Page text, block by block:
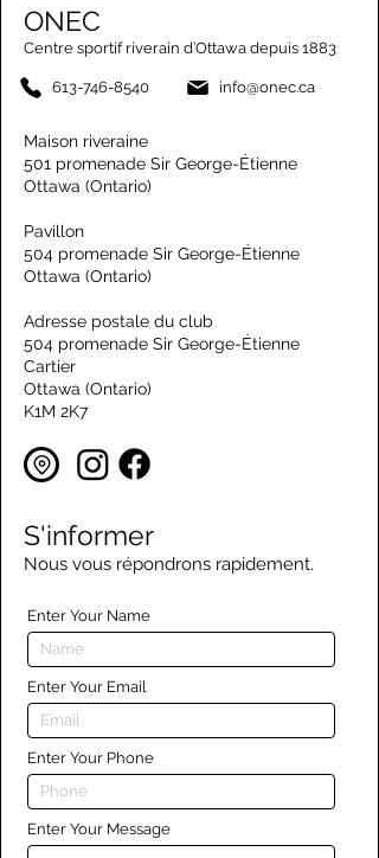
ONEC
Centre sportif riverain d’Ottawa depuis 1883
613-746-8540 info@onec.ca
Maison riveraine
501 promenade Sir George-Étienne
Ottawa (Ontario)
Pavillon
504 promenade Sir George-Étienne
Ottawa (Ontario)
Adresse postale du club
504 promenade Sir George-Étienne
Cartier
Ottawa (Ontario)
K1M 2K7
S'informer
Nous vous répondrons rapidement.
Enter Your Name
Enter Your Email
Enter Your Phone
Enter Your Message